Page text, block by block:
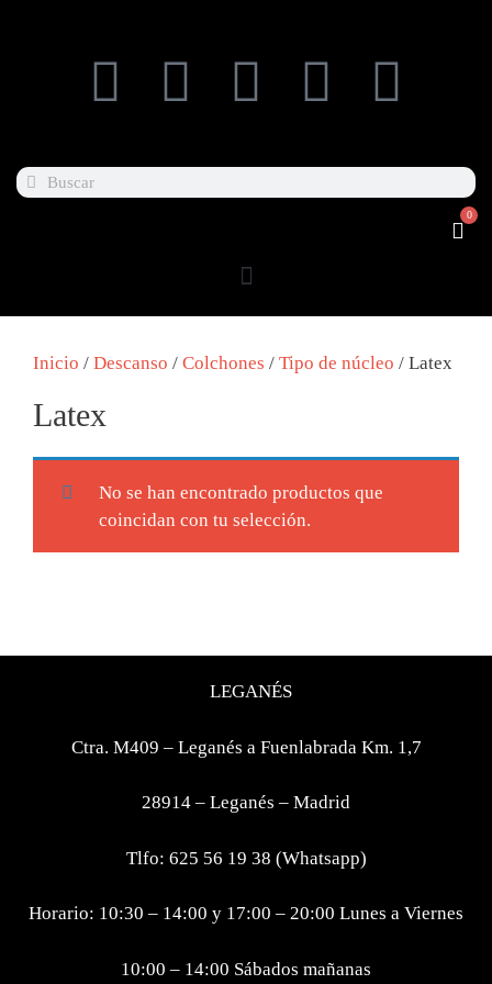
0
Inicio / Descanso / Colchones / Tipo de núcleo / Latex
Latex
No se han encontrado productos que
coincidan con tu selección.
LEGANÉS
Ctra. M409 – Leganés a Fuenlabrada Km. 1,7
28914 – Leganés – Madrid
Tlfo: 625 56 19 38 (Whatsapp)
Horario: 10:30 – 14:00 y 17:00 – 20:00 Lunes a Viernes
10:00 – 14:00 Sábados mañanas